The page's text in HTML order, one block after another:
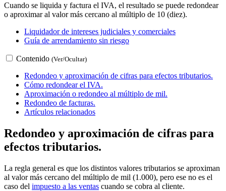
Cuando se liquida y factura el IVA, el resultado se puede redondear
o aproximar al valor más cercano al múltiplo de 10 (diez).
Liquidador de intereses judiciales y comerciales
Guía de arrendamiento sin riesgo
Contenido (Ver/Ocultar)
Redondeo y aproximación de cifras para efectos tributarios.
Cómo redondear el IVA.
Aproximación o redondeo al múltiplo de mil.
Redondeo de facturas.
Artículos relacionados
Redondeo y aproximación de cifras para
efectos tributarios.
La regla general es que los distintos valores tributarios se aproximan
al valor más cercano del múltiplo de mil (1.000), pero ese no es el
caso del impuesto a las ventas cuando se cobra al cliente.